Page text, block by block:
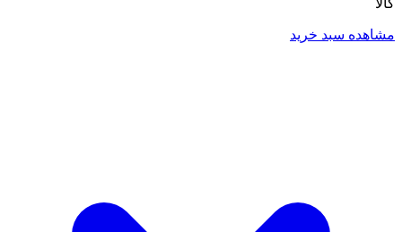
کالا
مشاهده سبد خرید